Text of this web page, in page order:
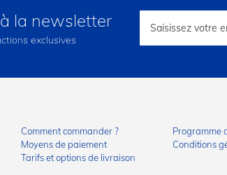
la newsletter
exclusives
lettre
Comment commander ?
Moyens de paiement
Tarifs et options de livraison
Programme
Conditions